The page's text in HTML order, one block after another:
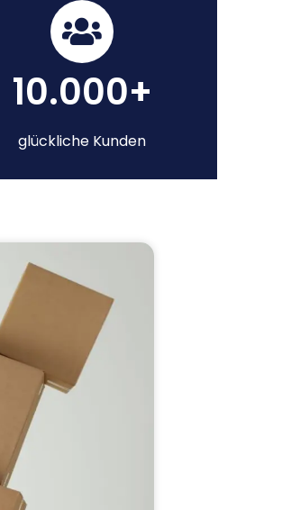
10.000+
glückliche Kunden